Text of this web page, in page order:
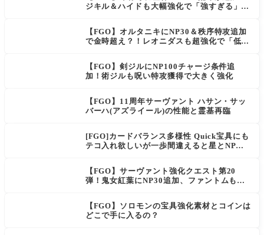
ジキル＆ハイドも大幅強化で「強すぎる」の
【FGO】オルタニキにNP30＆秩序特攻追加
で金時超え？！レオニダスも超強化で「低レ
【FGO】剣ジルにNP100チャージ条件追
加！術ジルも呪い特攻獲得で大きく強化
【FGO】11周年サーヴァント ハサン・サッ
バーハ(アズライール)の性能と霊基再臨
[FGO]カードバランス多様性 Quick宝具にも
テコ入れ欲しいが一歩間違えると星とNP楽
【FGO】サーヴァント強化クエスト第20
弾！鬼女紅葉にNP30追加、ファントムも大
【FGO】ソロモンの宝具強化素材とコインは
どこで手に入るの？